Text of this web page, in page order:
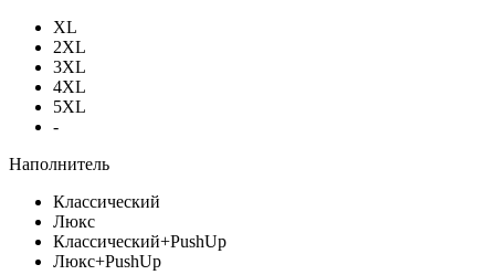
XL
2XL
3XL
4XL
5XL
-
Наполнитель
Классический
Люкс
Классический+PushUp
Люкс+PushUp